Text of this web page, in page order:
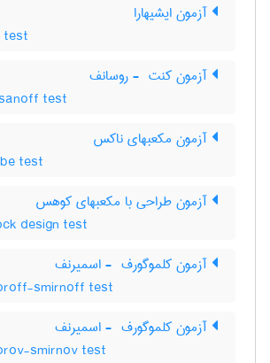
آزمون ایشیهارا
test
آزمون کنت ‎ - روسانف
test
آزمون مکعبهای ناکس
test
آزمون طراحی با مکعبهای کوهس
design test
آزمون کلموگورف ‎ - اسمیرنف
smirnoff test
آزمون کلموگورف ‎ - اسمیرنف
smirnov test